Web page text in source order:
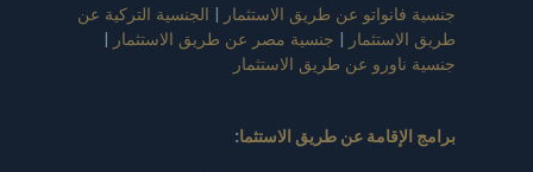
جنسية فانواتو عن طريق الاستثمار | الجنسية التركية عن
طريق الاستثمار | جنسية مصر عن طريق الاستثمار |
جنسية ناورو عن طريق الاستثمار
برامج الإقامة عن طريق الاستثما: